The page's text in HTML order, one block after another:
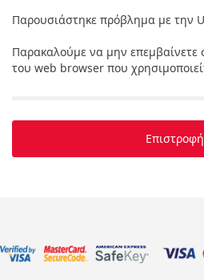
Παρουσιάστηκε πρόβλημα με την
Παρακαλούμε να μην
του web browser που